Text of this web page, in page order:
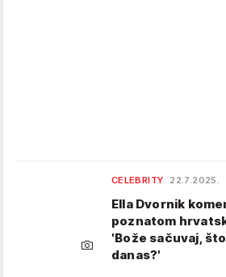
CELEBRITY 22.7.2025.
Ella Dvornik
poznatom
'Bože sačuvaj,
danas?'